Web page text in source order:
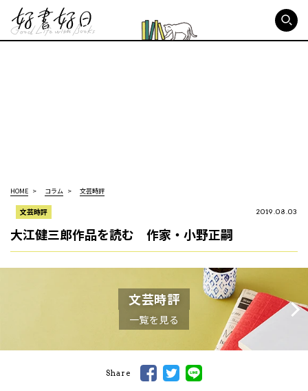
HOME コラム 文芸時評
文芸時評 2019.08.03
大江健三郎作品を読む 作家・小野正嗣
文芸時評
一覧を見る
Share